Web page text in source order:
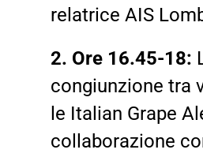
relatrice AIS
2. Ore 16.45-18:
congiunzione tra
le Italian Grape
collaborazione